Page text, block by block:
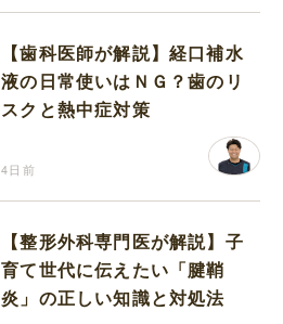
【歯科医師が解説】経口補水
液の日常使いはＮＧ？歯のリ
スクと熱中症対策
4日前
【整形外科専門医が解説】子
育て世代に伝えたい「腱鞘
炎」の正しい知識と対処法